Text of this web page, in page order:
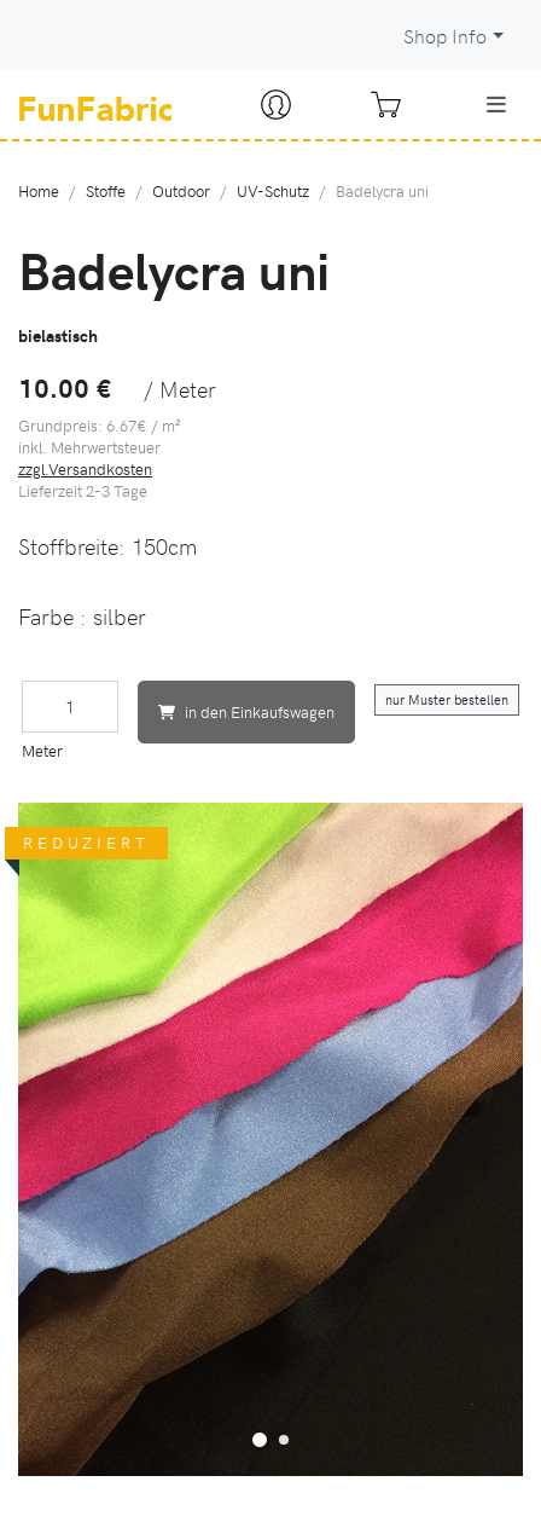
Shop Info
REDUZIERT
Home Stoffe Outdoor UV-Schutz Badelycra uni
Badelycra uni
bielastisch
10.00 € / Meter
Grundpreis: 6.67€ / m²
inkl. Mehrwertsteuer
zzgl.Versandkosten
Lieferzeit 2-3Tage
Stoffbreite: 150cm
Farbe : silber
Meter
in den Einkaufswagen
nur Muster bestellen